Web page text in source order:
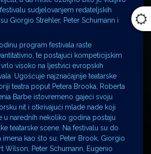
sudjelovanjem redateljskih
Giorgio Strehler, Peter Schumann i
program festivala raste
te postajući kompeticijskim
visoko na ljestvici evropskih
Ugošćuje najznačajnije teatarske
teatra poput Petera Brooka, Roberta
Barbe istovremeno gajeći svoju
nit i otkrivajući mlade nade koji
u narednih nekoliko godina postaju
teatarske scene. Na festivalu su do
imena kao što su: Peter Brook, Giorgio
Wilson, Peter Schumann, Eugenio